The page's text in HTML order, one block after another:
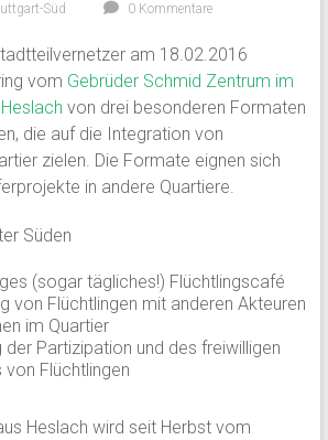
Süd 0 Kommentare
am 18.02.2016
vom Gebrüder Schmid Zentrum im
von drei besonderen Formaten
die auf die Integration von
zielen. Die Formate eignen sich
in andere Quartiere.
Süden
(sogar tägliches!) Flüchtlingscafé
von Flüchtlingen mit anderen Akteuren
im Quartier
der Partizipation und des freiwilligen
von Flüchtlingen
Heslach wird seit Herbst vom